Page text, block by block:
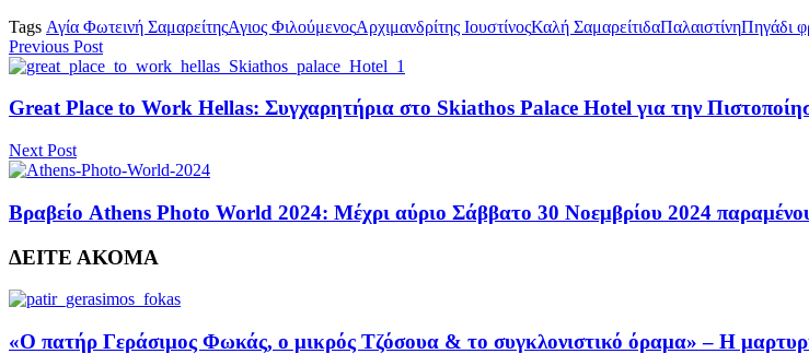
Tags Αγία Φωτεινή ΣαμαρείτηςΑγιος ΦιλούμενοςΑρχιμανδρίτης ΙουστίνοςΚαλή ΣαμαρείτιδαΠαλαιστίνηΠηγάδι
Previous Post
Great Place to Work Hellas: Συγχαρητήρια στο Skiathos Palace Hotel για την
Next Post
Βραβείο Athens Photo World 2024: Μέχρι αύριο Σάββατο 30 Νοεμβρίου 2024
ΔΕΙΤΕ ΑΚΟΜΑ
«Ο πατήρ Γεράσιμος Φωκάς, ο μικρός Τζόσουα & το συγκλονιστικό όραμα» – Η